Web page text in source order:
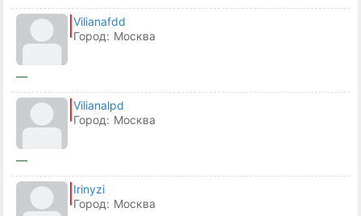
Vilianafdd
Город: Москва
—
Vilianalpd
Город: Москва
—
Irinyzi
Город: Москва